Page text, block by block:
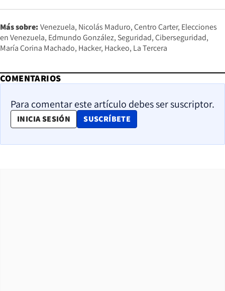
Más sobre: Venezuela Nicolás Maduro Centro Carter Elecciones
en Venezuela Edmundo González Seguridad Ciberseguridad
María Corina Machado Hacker Hackeo La Tercera
COMENTARIOS
Para comentar este artículo debes ser suscriptor.
INICIA SESIÓN SUSCRÍBETE
OPENS IN NEW WINDOW